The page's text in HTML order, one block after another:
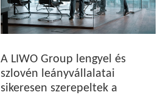
A LIWO Group lengyel és
szlovén leányvállalatai
sikeresen szerepeltek a